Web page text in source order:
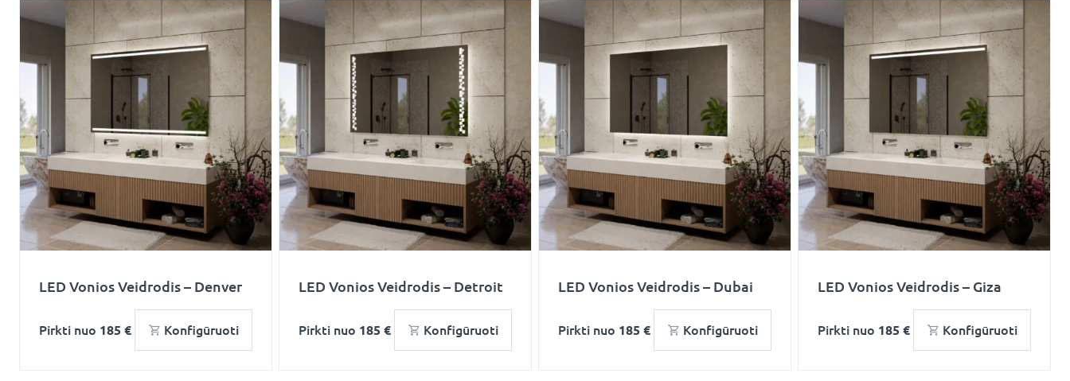
LED Vonios Veidrodis – Denver
Pirkti nuo 185 € Konfigūruoti
LED Vonios Veidrodis – Detroit
Pirkti nuo 185 € Konfigūruoti
LED Vonios Veidrodis – Dubai
Pirkti nuo 185 € Konfigūruoti
LED Vonios Veidrodis – Giza
Pirkti nuo 185 € Konfigūruoti